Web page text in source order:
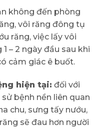
không đến phòng
vôi răng đông tụ
răng, việc lấy vôi
– 2 ngày đầu sau khi
cảm giác ê buốt.
hiện tại: đối với
bệnh nền liên quan
chu, sưng tấy nướu,
sẽ đau hơn người